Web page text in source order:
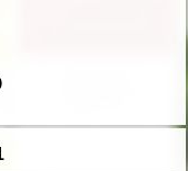
Dobriaka i